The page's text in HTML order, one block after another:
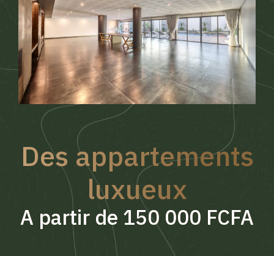
Des appartements
luxueux
A partir de 150 000 FCFA